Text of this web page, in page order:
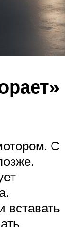
С
вставать